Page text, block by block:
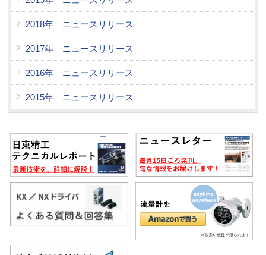
2018年｜ニュースリリース
2017年｜ニュースリリース
2016年｜ニュースリリース
2015年｜ニュースリリース